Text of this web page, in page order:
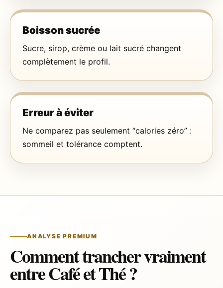
Boisson sucrée
Sucre, sirop, crème ou lait sucré changent
complètement le profil.
Erreur à éviter
Ne comparez pas seulement “calories zéro” :
sommeil et tolérance comptent.
ANALYSE PREMIUM
Comment trancher vraiment
entre Café et Thé ?